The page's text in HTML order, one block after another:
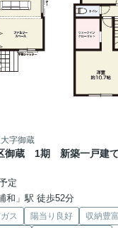
字御蔵
定
和」駅 徒歩52分
ス 陽当り良好
収納豊富